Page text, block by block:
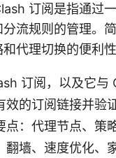
订阅是指通过
流规则的管理。
代理切换的便利
订阅，以及它与
效的订阅链接并验
点：代理节点、策
翻墙、速度优化、